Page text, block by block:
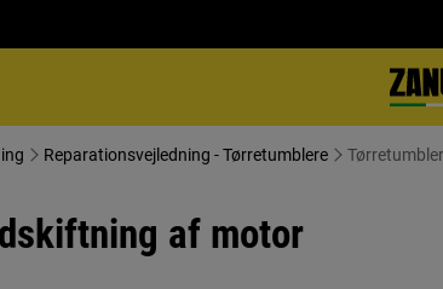
Reparationsvejledning - Tørretumblere
af motor